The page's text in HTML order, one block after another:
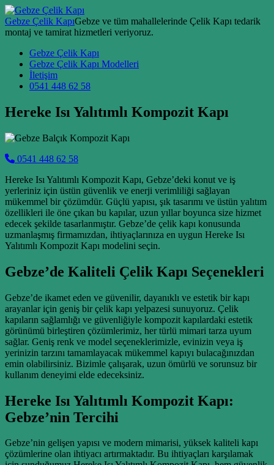
Skip to content
Gebze Çelik KapıGebze ve tüm mahallelerinde Çelik Kapı tedarik
montaj ve tamirat hizmetleri veriyoruz.
Main Navigation
Gebze Çelik Kapı
Gebze Çelik Kapı Modelleri
İletişim
0541 448 62 58
Hereke Isı Yalıtımlı Kompozit Kapı
0541 448 62 58
Hereke Isı Yalıtımlı Kompozit Kapı, Gebze’deki konut ve iş
yerleriniz için üstün güvenlik ve enerji verimliliği sağlayan
mükemmel bir çözümdür. Güçlü yapısı, şık tasarımı ve üstün yalıtım
özellikleri ile öne çıkan bu kapılar, uzun yıllar boyunca size hizmet
edecek şekilde tasarlanmıştır. Gebze’de çelik kapı konusunda
uzmanlaşmış firmamızdan, ihtiyaçlarınıza en uygun Hereke Isı
Yalıtımlı Kompozit Kapı modelini seçin.
Gebze’de Kaliteli Çelik Kapı Seçenekleri
Gebze’de ikamet eden ve güvenilir, dayanıklı ve estetik bir kapı
arayanlar için geniş bir çelik kapı yelpazesi sunuyoruz. Çelik
kapıların sağlamlığı ve güvenliğiyle kompozit kapılardaki estetik
görünümü birleştiren çözümlerimiz, her türlü mimari tarza uyum
sağlar. Geniş renk ve model seçeneklerimizle, evinizin veya iş
yerinizin tarzını tamamlayacak mükemmel kapıyı bulacağınızdan
emin olabilirsiniz. Bizimle çalışarak, uzun ömürlü ve sorunsuz bir
kullanım deneyimi elde edeceksiniz.
Hereke Isı Yalıtımlı Kompozit Kapı:
Gebze’nin Tercihi
Gebze’nin gelişen yapısı ve modern mimarisi, yüksek kaliteli kapı
çözümlerine olan ihtiyacı artırmaktadır. Bu ihtiyaçları karşılamak